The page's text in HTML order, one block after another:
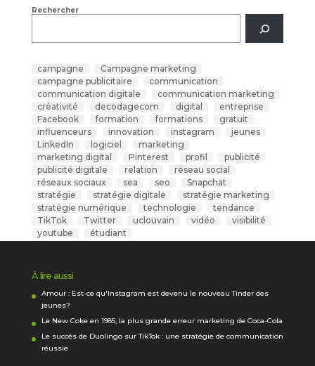
Rechercher
campagne
Campagne marketing
campagne publicitaire
communication
communication digitale
communication marketing
créativité
decodagecom digital
entreprise
Facebook
formation formations
gratuit
influenceurs
innovation instagram
jeunes
LinkedIn
logiciel
marketing
marketing digital
Pinterest profil
publicité
publicité digitale
relation
réseau social
réseaux sociaux
sea seo
Snapchat
stratégie
stratégie digitale
stratégie marketing
stratégie numérique
technologie
tendance
TikTok
Twitter uclouvain vidéo
visibilité
youtube
étudiant
À lire aussi
Amour : Est-ce qu'Instagram est devenu le nouveau Tinder des
jeunes?
Le New Coke en 1985, la plus grande erreur marketing de Coca-Cola
Le succès de Duolingo sur TikTok : une stratégie de communication
réussie